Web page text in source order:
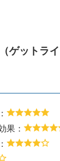
ゲットライ
果：